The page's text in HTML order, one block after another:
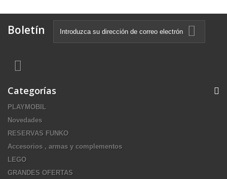
Boletín
Categorías
PLAYMOBIL
Novedades
RESERVAS FUNKO
Accesorios , armas y complementos
LEGO
GRANDES OFERTAS